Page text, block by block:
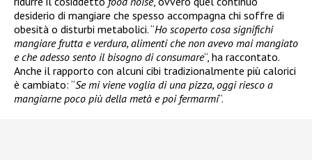
desiderio di mangiare che spesso accompagna chi soffre di
obesità o disturbi metabolici. “Ho scoperto cosa significhi
mangiare frutta e verdura, alimenti che non avevo mai mangiato
e che adesso sento il bisogno di consumare“, ha raccontato.
Anche il rapporto con alcuni cibi tradizionalmente più calorici
è cambiato: “Se mi viene voglia di una pizza, oggi riesco a
mangiarne poco più della metà e poi fermarmi“.